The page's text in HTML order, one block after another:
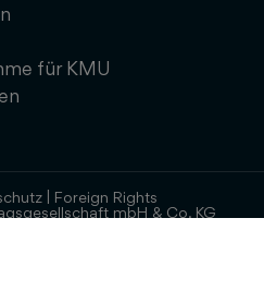
für KMU
Foreign Rights
mbH & Co. KG